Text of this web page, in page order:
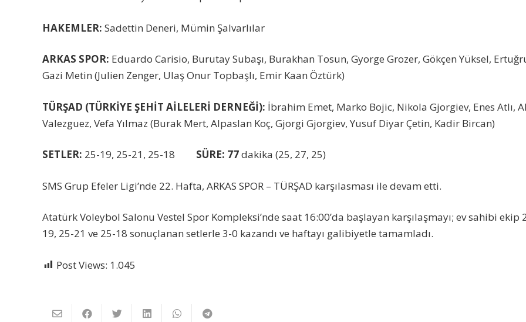
HAKEMLER: Sadettin Deneri, Mümin Şalvarlılar
ARKAS SPOR: Eduardo Carisio, Burutay Subaşı, Burakhan Tosun, Gyorge Grozer, Gökçen Yüksel,
Gazi Metin (Julien Zenger, Ulaş Onur Topbaşlı, Emir Kaan Öztürk)
TÜRŞAD (TÜRKİYE ŞEHİT AİLELERİ DERNEĞİ): İbrahim Emet, Marko Bojic, Nikola Gjorgiev, Enes Atlı,
Valezguez, Vefa Yılmaz (Burak Mert, Alpaslan Koç, Gjorgi Gjorgiev, Yusuf Diyar Çetin, Kadir Bircan)
SETLER: 25-19, 25-21, 25-18 SÜRE: 77dakika (25, 27, 25)
SMS Grup Efeler Ligi’nde 22. Hafta, ARKAS SPOR – TÜRŞAD karşılasması ile devam etti.
Atatürk Voleybol Salonu Vestel Spor Kompleksi’nde saat 16:00’da başlayan karşılaşmayı; ev sahibi ekip
19, 25-21 ve 25-18 sonuçlanan setlerle 3-0 kazandı ve haftayı galibiyetle tamamladı.
Post Views: 1.045